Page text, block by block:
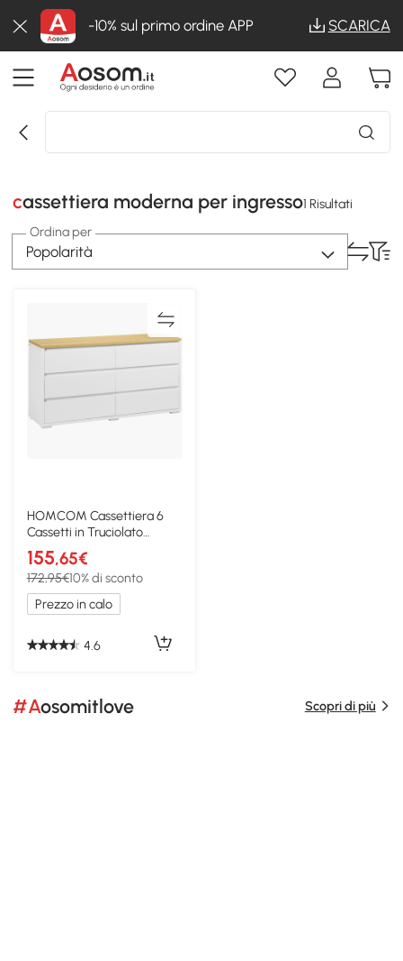
-10% sul primo ordine APP SCARICA
cassettiera moderna per ingresso1 Risultati
Ordina per
Popolarità
HOMCOM Cassettiera 6
Cassetti in Truciolato
Bianco e Color Legno
155,65€
172,95€10% di sconto
Prezzo in calo
4.6
#Aosomitlove Scopri di più